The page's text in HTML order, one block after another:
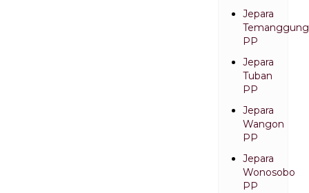
Jepara
Temanggung
PP
Jepara
Tuban
PP
Jepara
Wangon
PP
Jepara
Wonosobo
PP